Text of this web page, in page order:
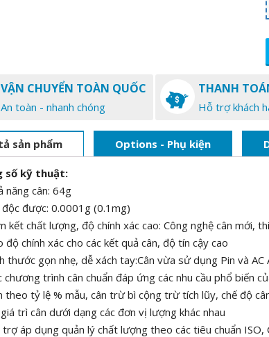
VẬN CHUYỂN TOÀN QUỐC
An toàn - nhanh chóng
THANH
Hỗ trợ khách
sản phẩm Options - Phụ kiện
số kỹ thuật:
năng cân: 64g
được: 0.0001g (0.1mg)
kết chất lượng, độ chính xác cao: Công nghệ cân mới,
độ chính xác cho các kết quả cân, độ tín cậy cao
thước gọn nhẹ, dễ xách tay:Cân vừa sử dụng Pin và
chương trình cân chuẩn đáp ứng các nhu cầu phổ biến
theo tỷ lệ % mẫu, cân trừ bì cộng trừ tích lũy, chế độ
trì cân dưới dạng các đơn vị lượng khác nhau
trợ áp dụng quản lý chất lượng theo các tiêu chuẩn ISO,